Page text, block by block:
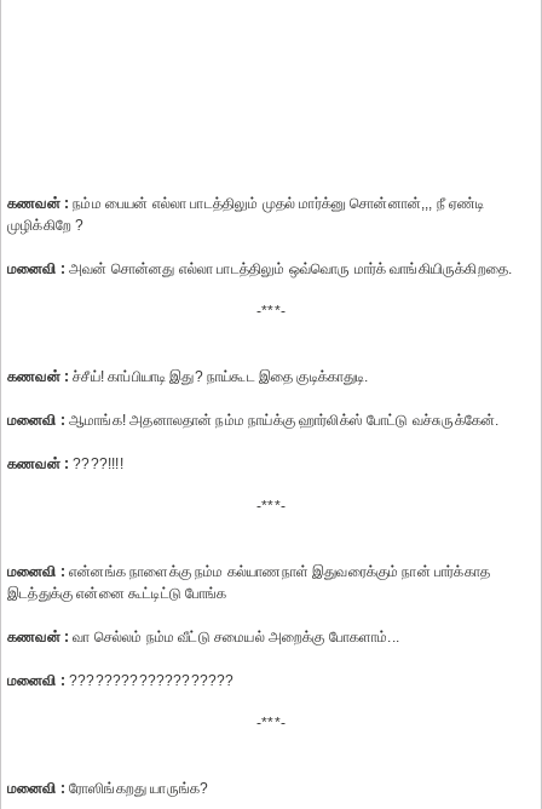
கணவன் : நம்ம பையன் எல்லா பாடத்திலும் முதல் மார்க்னு சொன்னான்,,, நீ ஏண்டி
முழிக்கிறே ?
மனைவி : அவன் சொன்னது எல்லா பாடத்திலும் ஒவ்வொரு மார்க் வாங்கியிருக்கிறதை.
-***-
கணவன் : ச்சீய்! காப்பியாடி இது? நாய்கூட இதை குடிக்காதுடி.
மனைவி : ஆமாங்க! அதனாலதான் நம்ம நாய்க்கு ஹார்லிக்ஸ் போட்டு வச்சுருக்கேன்.
கணவன் : ????!!!!
-***-
மனைவி : என்னங்க நாளைக்கு நம்ம கல்யாணநாள் இதுவரைக்கும் நான் பார்க்காத
இடத்துக்கு என்னை கூட்டிட்டு போங்க
கணவன் : வா செல்லம் நம்ம வீட்டு சமையல் அறைக்கு போகளாம்...
மனைவி : ???????????????????
-***-
மனைவி : ரோஸி‌ங்கறது யாரு‌ங்க?